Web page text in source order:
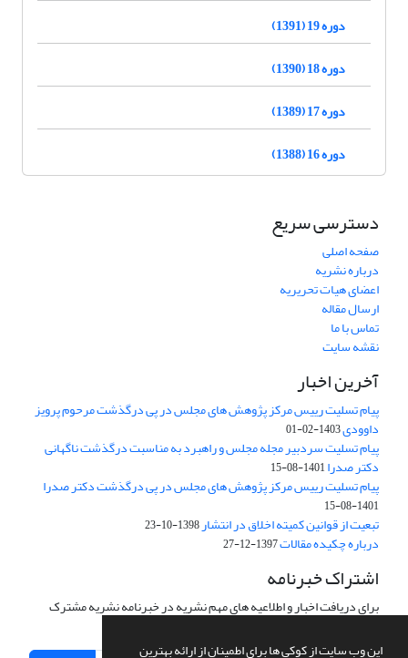
این وب سایت از کوکی ها برای اطمینان از ارائه بهترین
دوره 19 (1391)
دوره 18 (1390)
دوره 17 (1389)
دوره 16 (1388)
دسترسی سریع
صفحه اصلی
درباره نشریه
اعضای هیات تحریریه
ارسال مقاله
تماس با ما
نقشه سایت
آخرین اخبار
پیام تسلیت رییس مرکز پژوهش های مجلس در پی درگذشت مرحوم پرویز
داوودی1403-02-01
پیام تسلیت سردبیر مجله مجلس و راهبرد به مناسبت درگذشت ناگهانی
دکتر صدرا1401-08-15
پیام تسلیت رییس مرکز پژوهش های مجلس در پی درگذشت دکتر صدرا
1401-08-15
تبعیت از قوانین کمیته اخلاق در انتشار1398-10-23
درباره چکیده مقالات1397-12-27
اشتراک خبرنامه
برای دریافت اخبار و اطلاعیه های مهم نشریه در خبرنامه نشریه مشترک